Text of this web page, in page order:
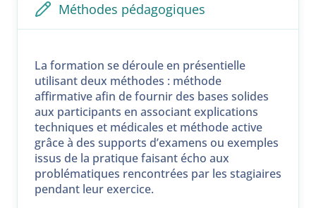
Méthodes pédagogiques
La formation se déroule en présentielle
utilisant deux méthodes : méthode
affirmative afin de fournir des bases solides
aux participants en associant explications
techniques et médicales et méthode active
grâce à des supports d’examens ou exemples
issus de la pratique faisant écho aux
problématiques rencontrées par les stagiaires
pendant leur exercice.